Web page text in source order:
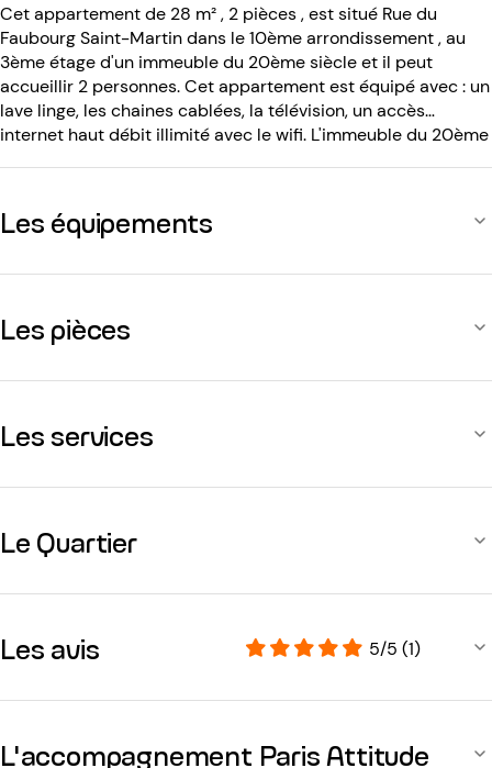
Cet appartement de 28 m² , 2 pièces , est situé Rue du
Faubourg Saint-Martin dans le 10ème arrondissement , au
3ème étage d'un immeuble du 20ème siècle et il peut
accueillir 2 personnes. Cet appartement est équipé avec : un
lave linge, les chaines cablées, la télévision, un accès
internet haut débit illimité avec le wifi. L'immeuble du 20ème
Les équipements
Les pièces
Les services
Le Quartier
Les avis 5/5 (1)
L'accompagnement Paris Attitude